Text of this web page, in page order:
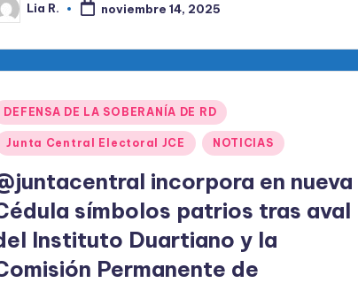
Lia R. noviembre 14, 2025
DEFENSA DE LA SOBERANÍA DE RD
Junta Central Electoral JCE NOTICIAS
incorpora en nueva
símbolos patrios tras aval
Instituto Duartiano y la
Permanente de